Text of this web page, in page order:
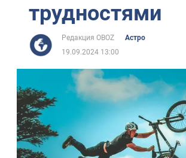
трудностями
Редакция OBOZ
Астро
19.09.2024 13:00